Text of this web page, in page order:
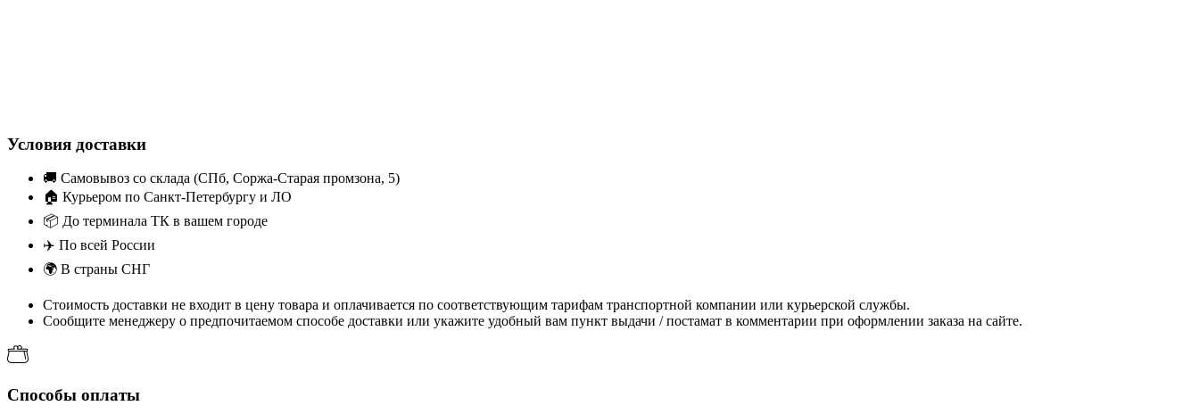
Условия доставки
🚚 Самовывоз со склада (СПб, Соржа-Старая промзона, 5)
🏠 Курьером по Санкт-Петербургу и ЛО
📦 До терминала ТК в вашем городе
✈️ По всей России
🌍 В страны СНГ
Стоимость доставки не входит в цену товара и оплачивается по соответствующим тарифам транспортной компании или курьерской службы.
Сообщите менеджеру о предпочитаемом способе доставки или укажите удобный вам пункт выдачи / постамат в комментарии при оформлении заказа на сайте.
Способы оплаты